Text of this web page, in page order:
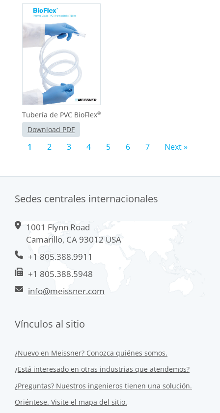
Tubería de PVC BioFlex®
Download PDF
1 2 3 4 5 6 7 Next »
Sedes centrales internacionales
1001 Flynn Road
Camarillo, CA 93012 USA
+1 805.388.9911
+1 805.388.5948
info@meissner.com
Vínculos al sitio
¿Nuevo en Meissner? Conozca quiénes somos.
¿Está interesado en otras industrias que atendemos?
¿Preguntas? Nuestros ingenieros tienen una solución.
Oriéntese. Visite el mapa del sitio.